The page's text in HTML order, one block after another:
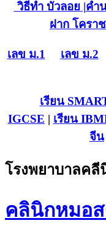
วิธีทำ บัวลอย |คำ
ฝาก โคราช
เลข ม.1 เลข ม.2
เรียน
IGCSE | เรียน IB
จีน
โรงพยาบาลคลี
คลินิกหมอ